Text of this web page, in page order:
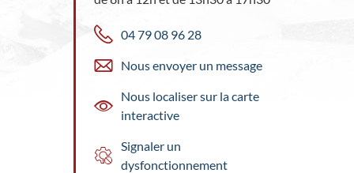
04 79 08 96 28
Nous envoyer un message
Nous localiser sur la carte
interactive
Signaler un
dysfonctionnement